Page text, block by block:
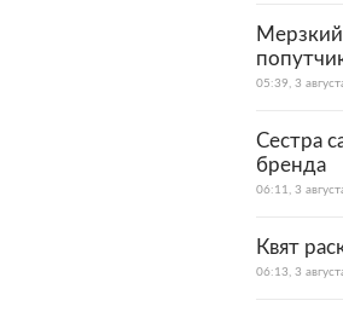
05:39, 3
Сестра
бренда
06:11, 3
Квят
06:13, 3